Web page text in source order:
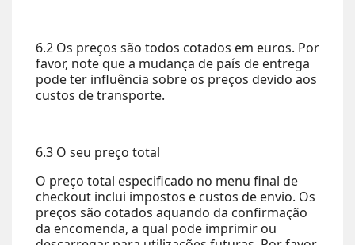
6.2 Os preços são todos cotados em euros. Por
favor, note que a mudança de país de entrega
pode ter influência sobre os preços devido aos
custos de transporte.
6.3 O seu preço total
O preço total especificado no menu final de
checkout inclui impostos e custos de envio. Os
preços são cotados aquando da confirmação
da encomenda, a qual pode imprimir ou